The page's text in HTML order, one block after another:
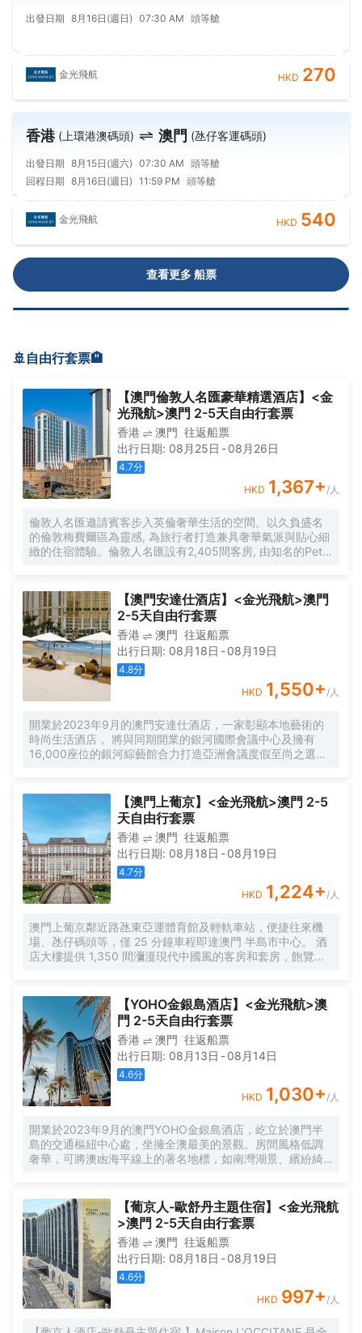
出發日期 8月16日(週日) 07:30 AM 頭等艙
金光飛航 HKD 270
香港 (上環港澳碼頭) 澳門 (氹仔客運碼頭)
出發日期 8月15日(週六) 07:30 AM 頭等艙
回程日期 8月16日(週日) 11:59 PM 頭等艙
金光飛航 HKD 540
查看更多 船票
🚢自由行套票🏨
【澳門倫敦人名匯豪華精選酒店】<金
光飛航>澳門 2-5天自由行套票
香港 澳門 往返船票
出行日期: 08月25日 -08月26日
4.7分
HKD 1,367+/人
倫敦人名匯邀請賓客步入英倫奢華生活的空間。以久負盛名
的倫敦梅費爾區為靈感, 為旅行者打造兼具奢華氣派與貼心細
緻的住宿體驗。倫敦人名匯設有2,405間客房, 由知名的Peter
心設計的一系列客房及套房以現代家居裝飾和典雅宅邸氛圍
為特色, 是休閒和放鬆的理想之選。卓越的服務團隊讓賓客體
驗更上一層樓。倫敦人名匯設有多座游泳池、24小時健身中
心及水療中心, 體貼注重健康的賓客。餐飲選項包括喜公館。
賓客亦可漫步於150 間國際品牌名店, 或於表演場地欣賞精彩
演出。
【澳門安達仕酒店】<金光飛航>澳門
2-5天自由行套票
香港 澳門 往返船票
出行日期: 08月18日 -08月19日
4.8分
HKD 1,550+/人
開業於2023年9月的澳門安達仕酒店，一家彰顯本地藝術的
時尚生活酒店， 將與同期開業的銀河國際會議中心及擁有
16,000座位的銀河綜藝館合力打造亞洲會議度假至尚之選。
配有最先進設備的健身中心和室內恆溫泳池。 在澳門安達仕
酒店，獨樹一幟的安達仕格調隨處可見，為澳門增添了一抹
絢麗獨特的景點。酒店的設計以澳門多姿多彩的中葡文化傳
統為靈感，配合精雕細琢且充滿生氣的裝潢，並以新鮮本地
食材精心烹製而成的美饌佳餚等，將為商務及休閒旅遊賓客
帶來無與倫比的美妙享受。
【澳門上葡京】<金光飛航>澳門 2-5
天自由行套票
香港 澳門 往返船票
出行日期: 08月18日 -08月19日
4.7分
HKD 1,224+/人
澳門上葡京鄰近路氹東亞運體育館及輕軌車站，便捷往來機
場、氹仔碼頭等，僅 25 分鐘車程即達澳門 半島市中心。 酒
店大樓提供 1,350 間瀰漫現代中國風的客房和套房，飽覽綠
Freehander 淋浴系統。 水療中心設有 14 間奢華典雅的水療
套房提供專業護理、Gentlemen's Tonic 美髮中心打造個人化
造型， 以及由 Bastien Gonzalez 主理的 PEDI:MANI:CURE
Studio 美甲中心的護手美足療程；健身房提供泰諾 健
（Technogym®）的先進器材，並設教練指導；室內外泳池
四季恒温，療愈賓客身心。度假村集結多家首登澳門的食府
及特色主題餐廳，囊括來自澳門、葡萄牙、中國各省及歐美
的環球佳餚， 多元選擇滿足不同口味。
【YOHO金銀島酒店】<金光飛航>澳
門 2-5天自由行套票
香港 澳門 往返船票
出行日期: 08月13日 -08月14日
4.6分
HKD 1,030+/人
開業於2023年9月的澳門YOHO金銀島酒店，屹立於澳門半
島的交通樞紐中心處，坐擁全澳最美的景觀。房間風格低調
奢華，可將澳凼海平線上的著名地標，如南灣湖景、繽紛綺
酒店公寓式套房，提供設備齊全的廚房和乾洗機，讓您在外
亦能賓至如歸，感受家一般的舒適。 酒店坐落於澳門半島最
核心地帶，正前方為全澳門最四通八達的巴士轉乘站，附設
行人隧道直通毗鄰的新葡京酒店、葡京酒店、永利度假村、
美高梅酒店、星際酒店及中國銀行大廈等，交通便捷的同時
更有美景環繞，可以俯瞰整個澳門半島的天際線和海灣。尤
其於落日時分，夕陽把天空染成一片橙紅色，倒映在湖面
上，既浪漫又壯觀，令人舒適愜意。當夜幕降臨，可以近距
【葡京人-歐舒丹主題住宿】<金光飛航
>澳門 2-5天自由行套票
香港 澳門 往返船票
出行日期: 08月18日 -08月19日
4.6分
HKD 997+/人